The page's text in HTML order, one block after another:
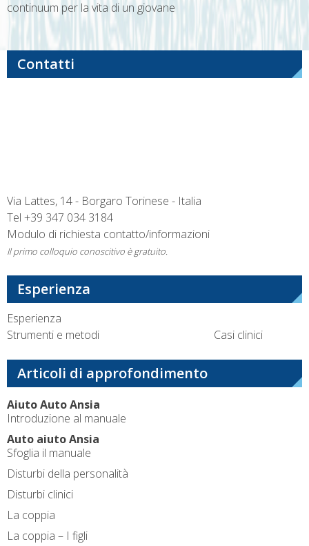
continuum per la vita di un giovane
Contatti
Via Lattes, 14 - Borgaro Torinese - Italia
Tel +39 347 034 3184
Modulo di richiesta contatto/informazioni
Il primo colloquio conoscitivo è gratuito.
Esperienza
Esperienza
Strumenti e metodi
Casi clinici
Articoli di approfondimento
Aiuto Auto Ansia
Introduzione al manuale
Auto aiuto Ansia
Sfoglia il manuale
Disturbi della personalità
Disturbi clinici
La coppia
La coppia – I figli